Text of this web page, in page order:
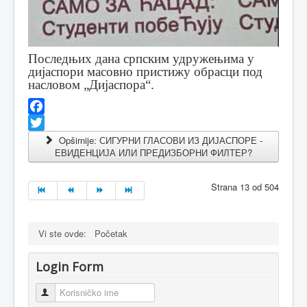
Последњих дана српским удружењима у
дијаспори масовно пристижу обрасци под
насловом „Дијаспора“.
Facebook
Twitter Opširnije: СИГУРНИ ГЛАСОВИ ИЗ ДИЈАСПОРЕ -
ЕВИДЕНЦИЈА ИЛИ ПРЕДИЗБОРНИ ФИЛТЕР?
Strana 13 od 504
Vi ste ovde: Početak
Login Form
Korisničko ime